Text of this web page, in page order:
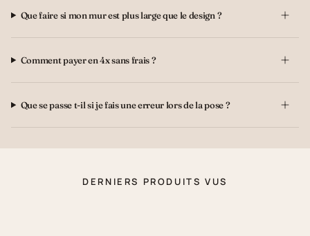
Que faire si mon mur est plus large que le design ?
Comment payer en 4x sans frais ?
Que se passe t-il si je fais une erreur lors de la pose ?
DERNIERS PRODUITS VUS